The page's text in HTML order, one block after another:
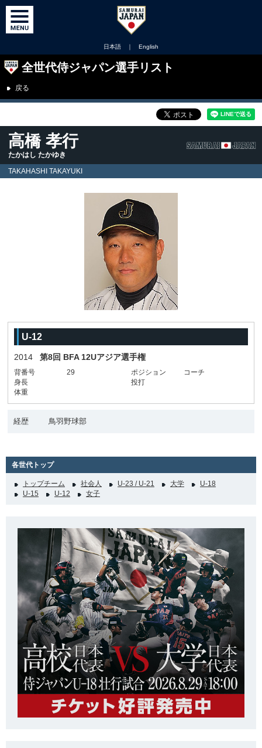
日本語 ｜ English
全世代侍ジャパン選手リスト
戻る
高橋 孝行
たかはし たかゆき
TAKAHASHI TAKAYUKI
U-12
2014 第8回 BFA 12Uアジア選手権
背番号 29 ポジション
コーチ
身長
投打
体重
経歴 鳥羽野球部
各世代トップ
トップチーム 社会人 U-23 / U-21 大学
U-18
U-15
U-12 女子